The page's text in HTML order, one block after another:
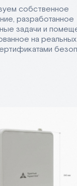
собственное
разработанное
задачи и
на